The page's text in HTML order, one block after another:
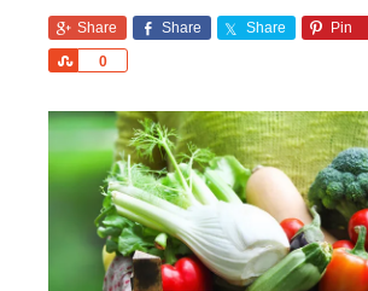
Share Share Share Pin
0
Share